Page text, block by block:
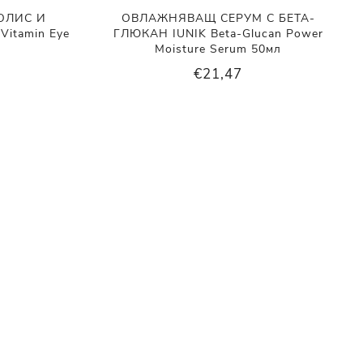
И
Eye
ОВЛАЖНЯВАЩ СЕРУМ С БЕТА-
ГЛЮКАН IUNIK Beta-Glucan Power
Moisture Serum 50мл
€21,47